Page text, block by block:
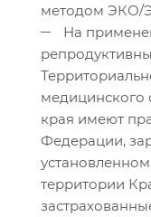
методом ЭКО/
На
медицинского
края имеют
Федерации,
территории